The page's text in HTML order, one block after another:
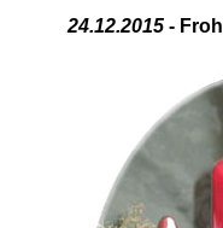
24.12.2015 -